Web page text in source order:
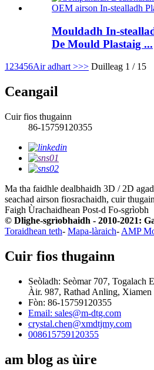
Mouldadh In-
De Mould Plastaig ...
123456Air adhart >>> Duilleag 1 / 15
Ceangail
Cuir fios thugainn
86-15759120355
Ma tha faidhle dealbhaidh 3D / 2D
seachad airson fiosrachaidh, cuir
Faigh Ùrachaidhean Post-d Fo-sgrìobh
© Dlighe-sgrìobhaidh - 2010-2021:
Toraidhean teth- Mapa-làraich- AMP
Cuir fios thugainn
Seòladh: Seòmar 707, Togalach
Àir. 987, Rathad Anling, Xiamen
Fòn: 86-15759120355
Email: sales@m-dtg.com
crystal.chen@xmdtjmy.com
008615759120355
am blog as ùire